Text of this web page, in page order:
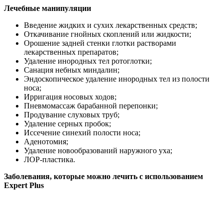
Лечебные манипуляции
Введение жидких и сухих лекарственных средств;
Откачивание гнойных скоплений или жидкости;
Орошение задней стенки глотки растворами
лекарственных препаратов;
Удаление инородных тел ротоглотки;
Санация небных миндалин;
Эндоскопическое удаление инородных тел из полости
носа;
Ирригация носовых ходов;
Пневмомассаж барабанной перепонки;
Продувание слуховых труб;
Удаление серных пробок;
Иссечение синехий полости носа;
Аденотомия;
Удаление новообразований наружного уха;
ЛОР-пластика.
Заболевания, которые можно лечить с использованием
Expert Plus